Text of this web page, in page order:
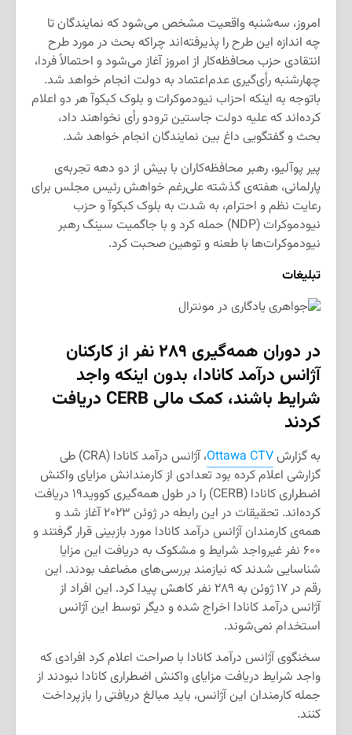
امروز، سه‌شنبه واقعیت مشخص می‌شود که نمایندگان تا
چه اندازه این طرح را پذیرفته‌اند چراکه بحث در مورد طرح
انتقادی حزب محافظه‌کار از امروز آغاز می‌شود و احتمالاً فردا،
چهارشنبه رأی‌گیری عدم‌اعتماد به دولت انجام خواهد شد.
باتوجه به اینکه احزاب نیودموکرات و بلوک کبکوآ هر دو اعلام
کرده‌اند که علیه دولت جاستین ترودو رأی نخواهند داد،
بحث و گفتگویی داغ بین نمایندگان انجام خواهد شد.
پیر پوآلیو، رهبر محافظه‌کاران با بیش از دو دهه تجربه‌ی
پارلمانی، هفته‌ی گذشته علی‌رغم خواهش رئیس مجلس برای
رعایت نظم و احترام، به شدت به بلوک کبکوآ و حزب
نیودموکرات (NDP) حمله کرد و با جاگمیت سینگ رهبر
نیودموکرات‌ها با طعنه و توهین صحبت کرد.
تبلیغات
در دوران همه‌گیری ۲۸۹ نفر از کارکنان
آژانس درآمد کانادا، بدون اینکه واجد
شرایط باشند، کمک مالی CERB دریافت
کردند
به گزارشOttawa CTV
، آژانس درآمد کانادا (CRA) طی
گزارشی اعلام کرده بود تعدادی از کارمندانش مزایای واکنش
اضطراری کانادا (CERB) را در طول همه‌گیری کووید۱۹ دریافت
کرده‌اند. تحقیقات در این رابطه در ژوئن ۲۰۲۳ آغاز شد و
همه‌ی کارمندان آژانس درآمد کانادا مورد بازبینی قرار گرفتند و
۶۰۰ نفر غیرواجد شرایط و مشکوک به دریافت این مزایا
شناسایی شدند که نیازمند بررسی‌های مضاعف بودند. این
رقم در ۱۷ ژوئن به ۲۸۹ نفر کاهش پیدا کرد. این افراد از
آژانس درآمد کانادا اخراج شده و دیگر توسط این آژانس
استخدام نمی‌شوند.
سخنگوی آژانس درآمد کانادا با صراحت اعلام کرد افرادی که
واجد شرایط دریافت مزایای واکنش اضطراری کانادا نبودند از
جمله کارمندان این آژانس، باید مبالغ دریافتی را بازپرداخت
کنند.